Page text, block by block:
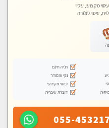
מקצועי, עיסוי
עיסוי טנטרה
חניה חינם
נקי ומסודר
עיסוי מקצועי
דוברת עיברית
055-